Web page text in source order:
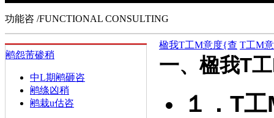
功能咨 /FUNCTIONAL CONSULTING
鹇怨芾碜稍
中L期鹇砸咨
鹇绦凶稍
鹇栽u估咨
楹我T工M意度{查 T工M
一、楹我T工
１．T